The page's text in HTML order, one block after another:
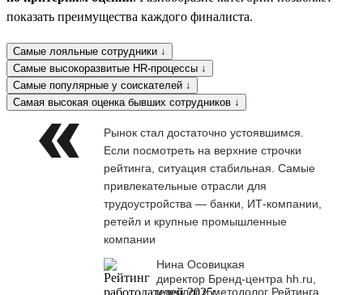
показать преимущества каждого финалиста.
Самые лояльные сотрудники ↓
Самые высокоразвитые HR-процессы ↓
Самые популярные у соискателей ↓
Самая высокая оценка бывших сотрудников ↓
Рынок стал достаточно устоявшимся.
Если посмотреть на верхние строчки
рейтинга, ситуация стабильная. Самые
привлекательные отрасли для
трудоустройства — банки, ИТ-компании,
ретейл и крупные промышленные
компании
Нина Осовицкая
директор Бренд-центра hh.ru,
идеолог и методолог Рейтинга